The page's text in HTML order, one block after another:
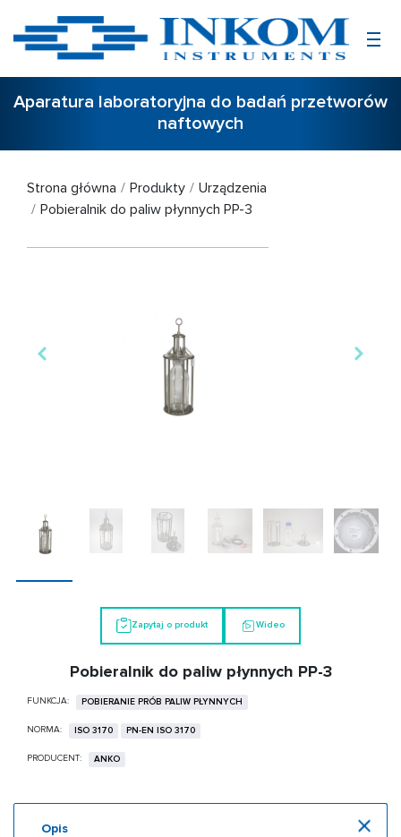
Aparatura laboratoryjna do badań przetworów
naftowych
Strona główna Produkty
Urządzenia
Pobieralnik do paliw płynnych PP-3
Zapytaj o produkt Wideo
Pobieralnik do paliw płynnych PP-3
FUNKCJA: POBIERANIE PRÓB PALIW PŁYNNYCH
NORMA: ISO 3170 PN-EN ISO 3170
PRODUCENT: ANKO
Opis